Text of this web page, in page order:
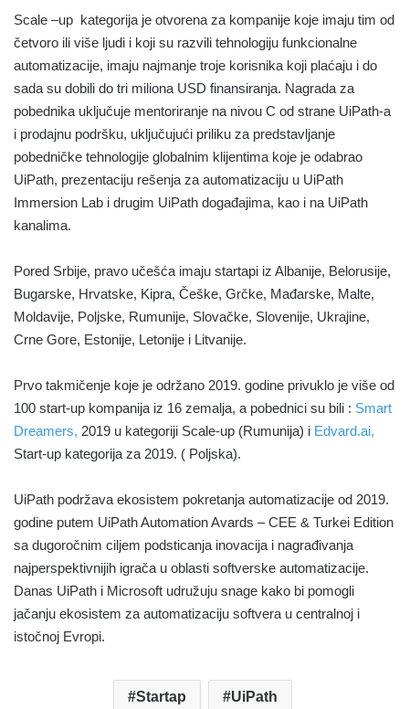
Scale –up kategorija je otvorena za kompanije koje imaju tim od
četvoro ili više ljudi i koji su razvili tehnologiju funkcionalne
automatizacije, imaju najmanje troje korisnika koji plaćaju i do
sada su dobili do tri miliona USD finansiranja. Nagrada za
pobednika uključuje mentoriranje na nivou C od strane UiPath-a
i prodajnu podršku, uključujući priliku za predstavljanje
pobedničke tehnologije globalnim klijentima koje je odabrao
UiPath, prezentaciju rešenja za automatizaciju u UiPath
Immersion Lab i drugim UiPath događajima, kao i na UiPath
kanalima.
Pored Srbije, pravo učešća imaju startapi iz Albanije, Belorusije,
Bugarske, Hrvatske, Kipra, Češke, Grčke, Mađarske, Malte,
Moldavije, Poljske, Rumunije, Slovačke, Slovenije, Ukrajine,
Crne Gore, Estonije, Letonije i Litvanije.
Prvo takmičenje koje je održano 2019. godine privuklo je više od
100 start-up kompanija iz 16 zemalja, a pobednici su bili : Smart
Dreamers, 2019 u kategoriji Scale-up (Rumunija) i Edvard.ai,
Start-up kategorija za 2019. ( Poljska).
UiPath podržava ekosistem pokretanja automatizacije od 2019.
godine putem UiPath Automation Avards – CEE & Turkei Edition
sa dugoročnim ciljem podsticanja inovacija i nagrađivanja
najperspektivnijih igrača u oblasti softverske automatizacije.
Danas UiPath i Microsoft udružuju snage kako bi pomogli
jačanju ekosistem za automatizaciju softvera u centralnoj i
istočnoj Evropi.
Startap UiPath